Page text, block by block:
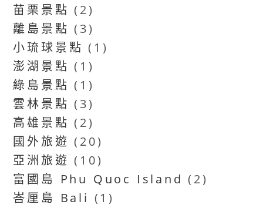
苗栗景點 (2)
離島景點 (3)
小琉球景點 (1)
澎湖景點 (1)
綠島景點 (1)
雲林景點 (3)
高雄景點 (2)
國外旅遊 (20)
亞洲旅遊 (10)
富國島 Phu Quoc Island (2)
峇厘島 Bali (1)